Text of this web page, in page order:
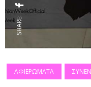
SHARE:
ΑΦΙΕΡΩΜΑΤΑ